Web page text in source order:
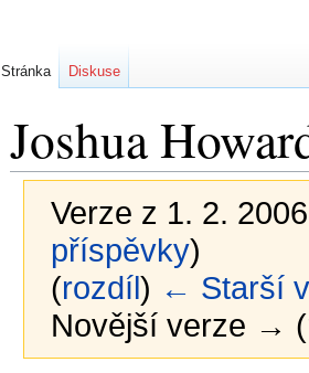
Joshua
Verze z 1. 2.
příspěvky)
(rozdíl) ← Starší
Novější verze →
Stránka Diskuse